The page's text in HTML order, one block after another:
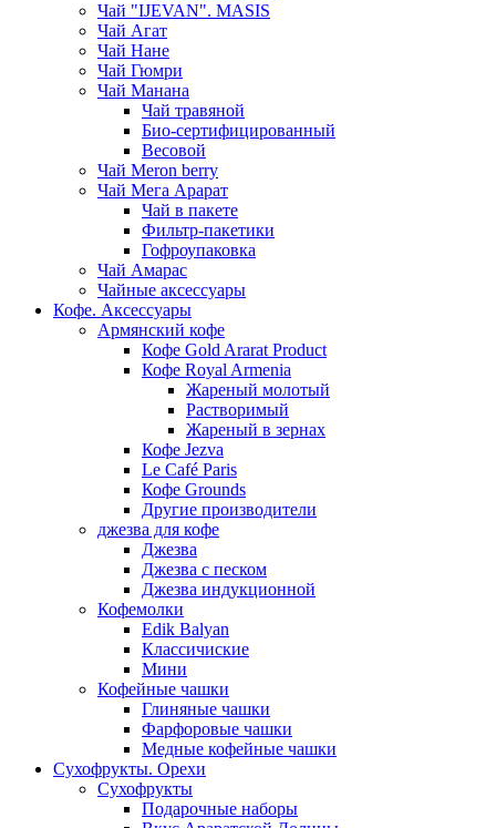
Чай "IJEVAN". MASIS
Чай Агат
Чай Нане
Чай Гюмри
Чай Манана
Чай травяной
Био-сертифицированный
Весовой
Чай Meron berry
Чай Мега Арарат
Чай в пакете
Фильтр-пакетики
Гофроупаковка
Чай Амарас
Чайные аксессуары
Кофе. Аксессуары
Армянский кофе
Кофе Gold Ararat Product
Кофе Royal Armenia
Жареный молотый
Растворимый
Жареный в зернах
Кофе Jezva
Le Café Paris
Кофе Grounds
Другие производители
джезва для кофе
Джезва
Джезва с песком
Джезва индукционной
Кофемолки
Edik Balyan
Классичиские
Мини
Кофейные чашки
Глиняные чашки
Фарфоровые чашки
Медные кофейные чашки
Сухофрукты. Орехи
Сухофрукты
Подарочные наборы